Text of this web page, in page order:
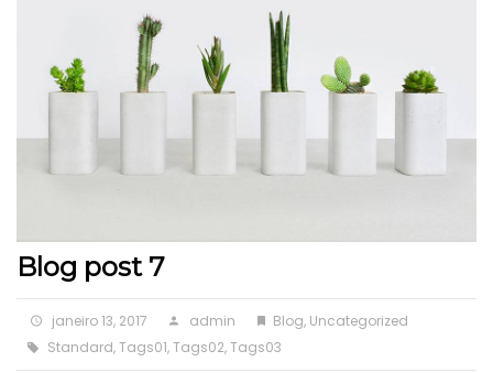
Blog post 7
Posted
on
janeiro 13, 2017 Author
admin Categories
Blog, Uncategorized
Standard,Tags01,Tags02,Tags03